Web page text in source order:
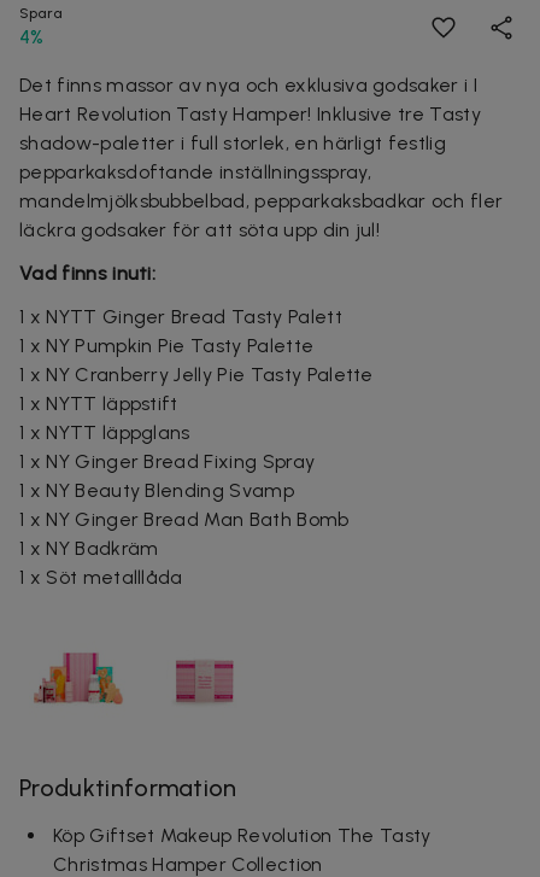
Spara
4%
Det finns massor av nya och exklusiva godsaker i I
Heart Revolution Tasty Hamper! Inklusive tre Tasty
shadow-paletter i full storlek, en härligt festlig
pepparkaksdoftande inställningsspray,
mandelmjölksbubbelbad, pepparkaksbadkar och fler
läckra godsaker för att söta upp din jul!
Vad finns inuti:
1 x NYTT Ginger Bread Tasty Palett
1 x NY Pumpkin Pie Tasty Palette
1 x NY Cranberry Jelly Pie Tasty Palette
1 x NYTT läppstift
1 x NYTT läppglans
1 x NY Ginger Bread Fixing Spray
1 x NY Beauty Blending Svamp
1 x NY Ginger Bread Man Bath Bomb
1 x NY Badkräm
1 x Söt metalllåda
Produktinformation
Köp Giftset Makeup Revolution The Tasty
Christmas Hamper Collection